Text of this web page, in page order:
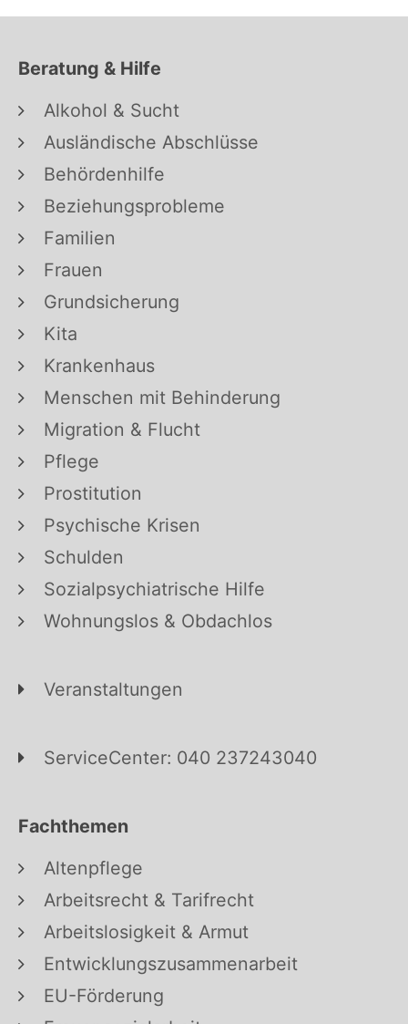
Beratung & Hilfe
Alkohol & Sucht
Ausländische Abschlüsse
Behördenhilfe
Beziehungsprobleme
Familien
Frauen
Grundsicherung
Kita
Krankenhaus
Menschen mit Behinderung
Migration & Flucht
Pflege
Prostitution
Psychische Krisen
Schulden
Sozialpsychiatrische Hilfe
Wohnungslos & Obdachlos
Veranstaltungen
ServiceCenter: 040 237243040
Fachthemen
Altenpflege
Arbeitsrecht & Tarifrecht
Arbeitslosigkeit & Armut
Entwicklungszusammenarbeit
EU-Förderung